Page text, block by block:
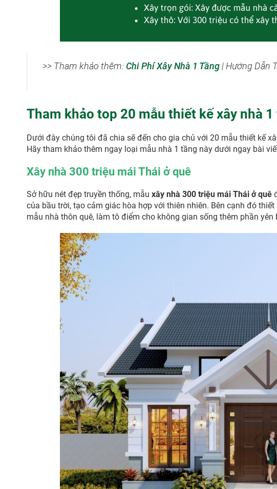
>> Tham khảo thêm: Chi Phí Xây Nhà 1 Tầng| Hướng Dẫn
Tham khảo top 20 mẫu thiết kế xây nhà
Dưới đây chúng tôi đã chia sẽ đến cho gia chủ với 20 mẫu thiết kế
Hãy tham khảo thêm ngay loại mẫu nhà 1 tầng này dưới ngay bài
Xây nhà 300 triệu mái Thái ở quê
Sở hữu nét đẹp truyền thống, mẫu xây nhà 300 triệu mái Thái ở quê
của bầu trời, tạo cảm giác hòa hợp với thiên nhiên. Bên cạnh đó
mẫu nhà thôn quê, làm tô điểm cho không gian sống thêm phần yên